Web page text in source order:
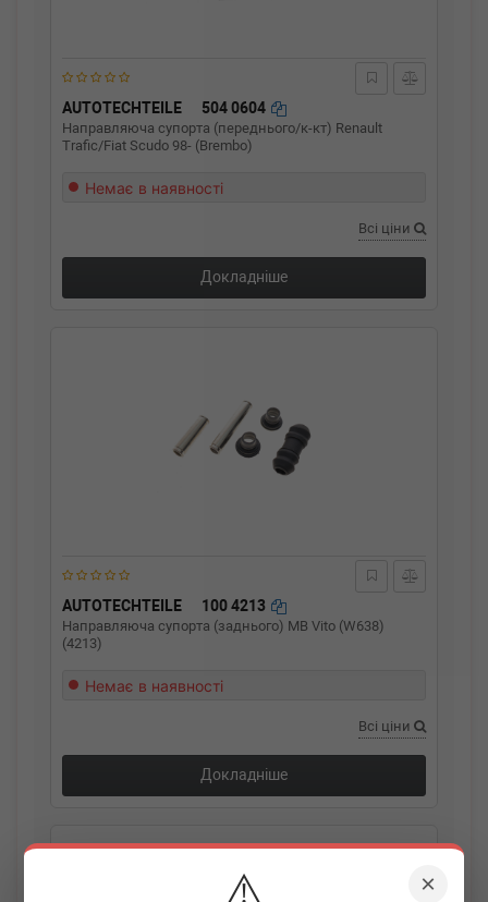
×
AUTOTECHTEILE 504 0604
Направляюча супорта (переднього/к-кт) Renault
Trafic/Fiat Scudo 98- (Brembo)
Немає в наявності
Всі ціни
Докладніше
AUTOTECHTEILE 100 4213
Направляюча супорта (заднього) MB Vito (W638)
(4213)
Немає в наявності
Всі ціни
Докладніше